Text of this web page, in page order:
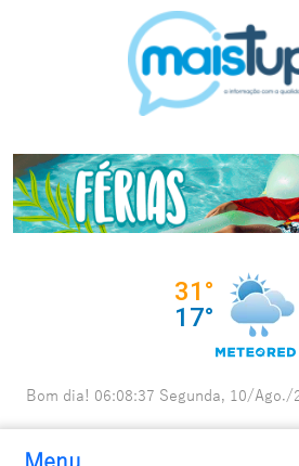
Bom dia! 06:08:38 Segunda, 10/Ago./